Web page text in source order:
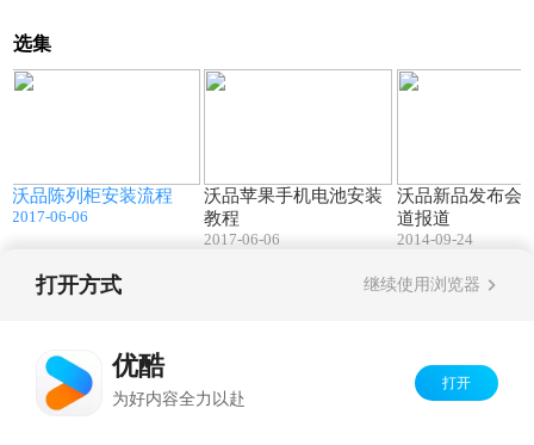
选集
沃品陈列柜安装流程
2017-06-06
沃品苹果手机电池安装
教程
2017-06-06
沃品新品发布会-
道报道
2014-09-24
打开方式 继续使用浏览器
优酷
为好内容全力以赴
打开